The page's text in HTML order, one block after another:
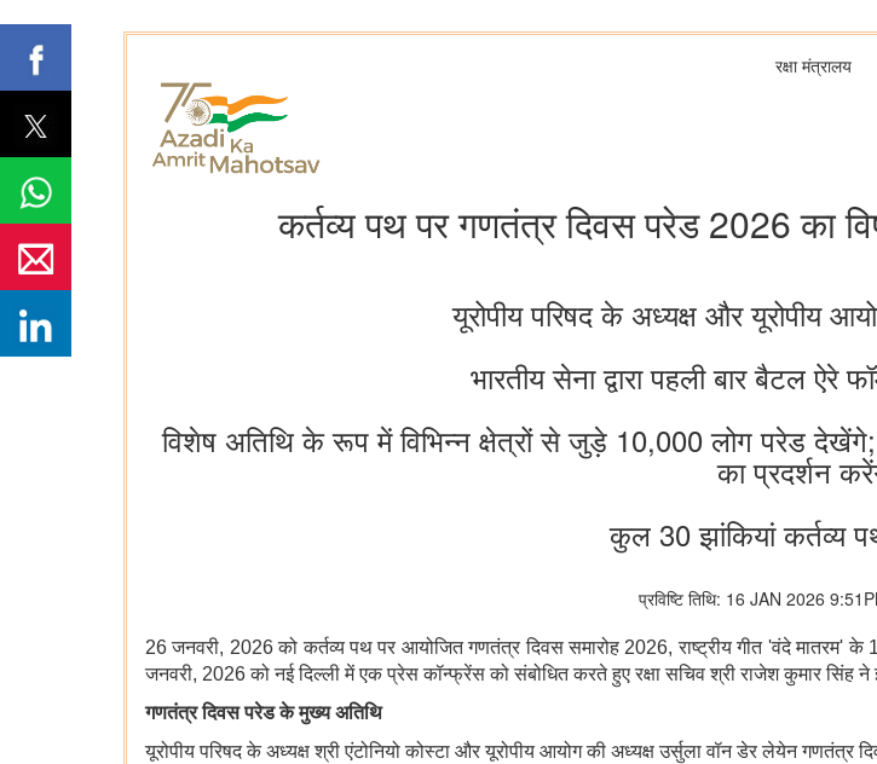
रक्षा मंत्रालय
कर्तव्य पथ पर गणतंत्र दिवस परेड 2026 का
यूरोपीय परिषद के अध्यक्ष और यूरोपीय
भारतीय सेना द्वारा पहली बार बैटल ऐरे
विशेष अतिथि के रूप में विभिन्न क्षेत्रों से जुड़े 10,000 लोग परेड
का प्रदर्शन
कुल 30 झांकियां कर्तव्य
प्रविष्टि तिथि: 16 JAN 2026
26 जनवरी, 2026 को कर्तव्य पथ पर आयोजित गणतंत्र दिवस समारोह 2026, राष्ट्रीय गीत 'वंदे मातरम'
जनवरी, 2026 को नई दिल्ली में एक प्रेस कॉन्फ्रेंस को संबोधित करते हुए रक्षा सचिव श्री राजेश कुमार सिंह ने
गणतंत्र दिवस परेड के मुख्य अतिथि
यूरोपीय परिषद के अध्यक्ष श्री एंटोनियो कोस्टा और यूरोपीय आयोग की अध्यक्ष उर्सुला वॉन डेर लेयेन